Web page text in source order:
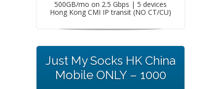
500GB/mo on 2.5 Gbps | 5 devices
Hong Kong CMI IP transit (NO CT/CU)
Just My Socks HK China
Mobile ONLY – 1000